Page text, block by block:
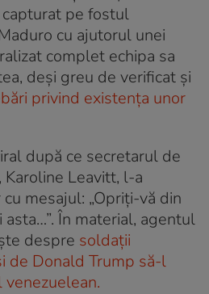
pe fostul
cu ajutorul unei
complet echipa sa
deși greu de verificat și
privind existența unor
după ce secretarul de
Leavitt, l-a
mesajul: „Opriți-vă din
asta…”. În material, agentul
despre soldații
de Donald Trump să-l